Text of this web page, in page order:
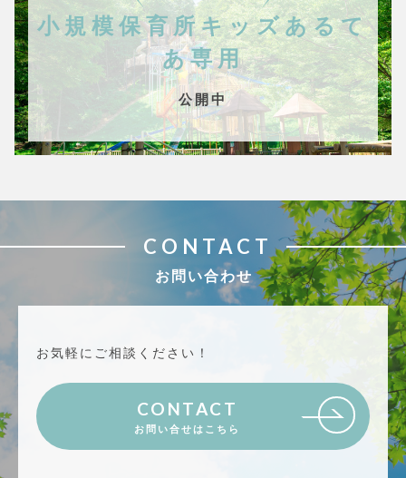
小規模保育所キッズあるて
あ専用
公開中
CONTACT
お問い合わせ
お気軽にご相談ください！
CONTACT
お問い合せはこちら